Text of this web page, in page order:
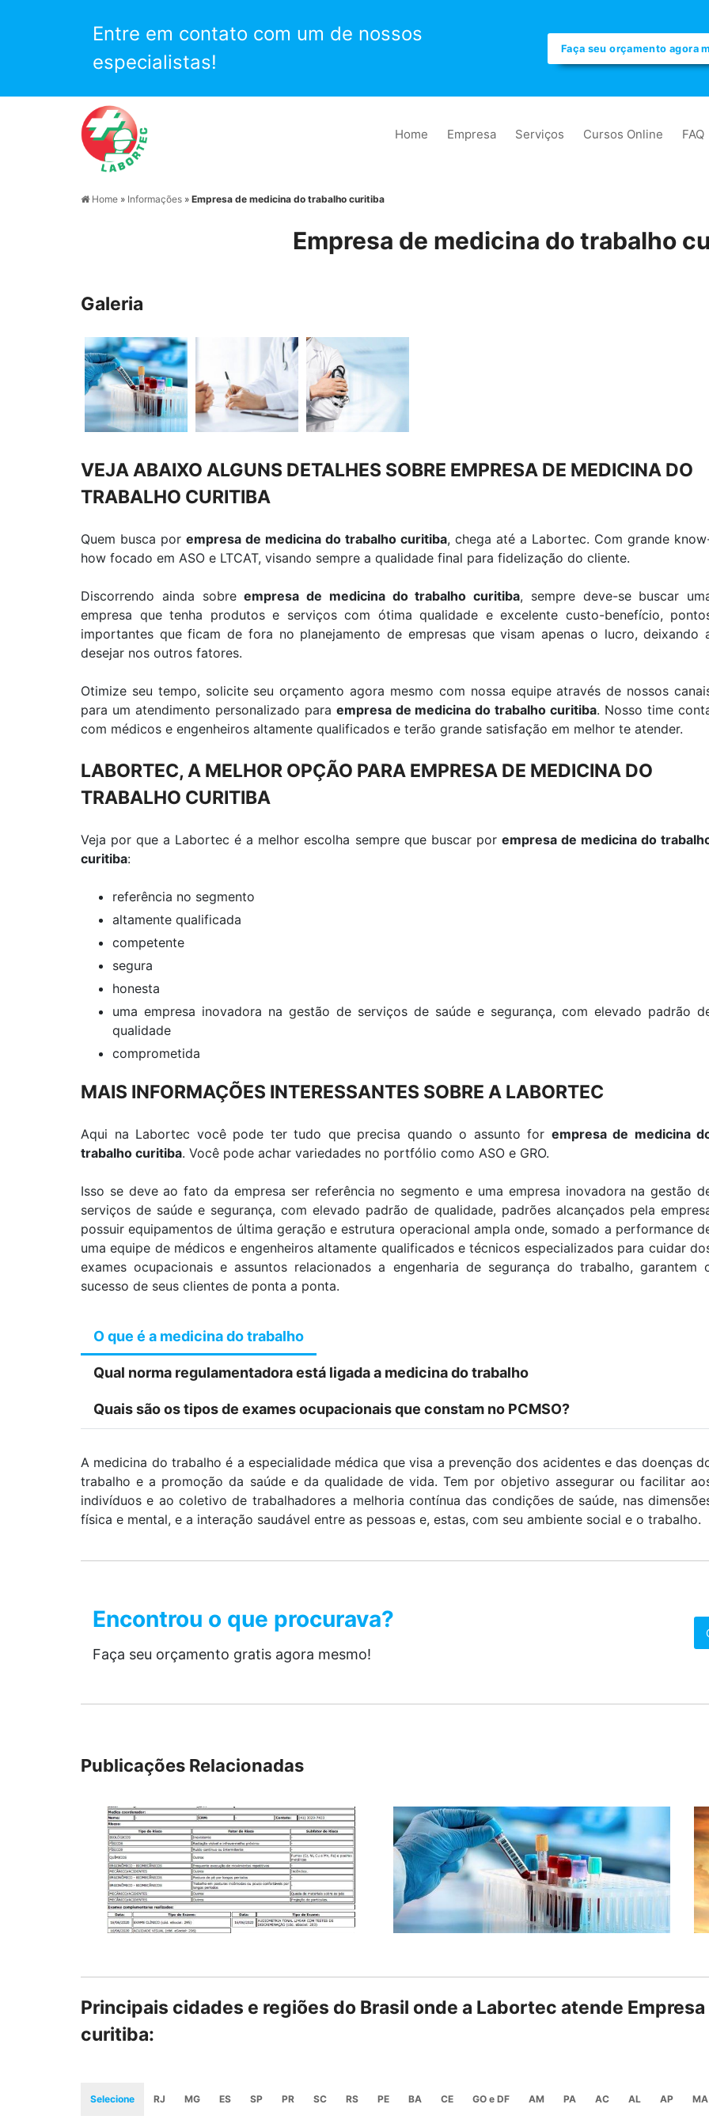
Entre em contato com um de nossos
especialistas!
Faça seu orçamento agora
Home Empresa Serviços Cursos Online FAQ
Home » Informações » Empresa de medicina do trabalho curitiba
Empresa de medicina do trabalho
Galeria
VEJA ABAIXO ALGUNS DETALHES SOBRE EMPRESA DE MEDICINA DO
TRABALHO CURITIBA
Quem busca por empresa de medicina do trabalho curitiba, chega até a Labortec. Com grande
how focado em ASO e LTCAT, visando sempre a qualidade final para fidelização do cliente.
Discorrendo ainda sobreempresa de medicina do trabalho curitiba, sempre deve-se buscar
empresa que tenha produtos e serviços com ótima qualidade e excelente custo-benefício,
importantes que ficam de fora no planejamento de empresas que visam apenas o lucro, deixando
desejar nos outros fatores.
Otimize seu tempo, solicite seu orçamento agora mesmo com nossa equipe através de nossos
para um atendimento personalizado para empresa de medicina do trabalho curitiba. Nosso time
com médicos e engenheiros altamente qualificados e terão grande satisfação em melhor te atender.
LABORTEC, A MELHOR OPÇÃO PARA EMPRESA DE MEDICINA DO
TRABALHO CURITIBA
Veja por que a Labortec é a melhor escolha sempre que buscar por empresa de medicina do
curitiba:
referência no segmento
altamente qualificada
competente
segura
honesta
uma empresa inovadora na gestão de serviços de saúde e segurança, com elevado padrão
qualidade
comprometida
MAIS INFORMAÇÕES INTERESSANTES SOBRE A LABORTEC
Aqui na Labortec você pode ter tudo que precisa quando o assunto for empresa de medicina
trabalho curitiba. Você pode achar variedades no portfólio como ASO e GRO.
Isso se deve ao fato da empresa ser referência no segmento e uma empresa inovadora na gestão
serviços de saúde e segurança, com elevado padrão de qualidade, padrões alcançados pela
possuir equipamentos de última geração e estrutura operacional ampla onde, somado a performance
uma equipe de médicos e engenheiros altamente qualificados e técnicos especializados para cuidar
exames ocupacionais e assuntos relacionados a engenharia de segurança do trabalho, garantem
sucesso de seus clientes de ponta a ponta.
O que é a medicina do trabalho
Qual norma regulamentadora está ligada a medicina do trabalho
Quais são os tipos de exames ocupacionais que constam no PCMSO?
A medicina do trabalho é a especialidade médica que visa a prevenção dos acidentes e das doenças
trabalho e a promoção da saúde e da qualidade de vida. Tem por objetivo assegurar ou facilitar
indivíduos e ao coletivo de trabalhadores a melhoria contínua das condições de saúde, nas
física e mental, e a interação saudável entre as pessoas e, estas, com seu ambiente social e o trabalho.
Encontrou o que procurava?
Faça seu orçamento gratis agora mesmo!
Publicações Relacionadas
Principais cidades e regiões do Brasil onde a Labortec atende
curitiba:
Selecione RJ MG ES SP PR SC RS PE BA CE GO e DF AM PA AC AL AP MA